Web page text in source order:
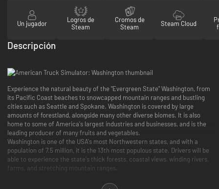
Un jugador
Logros de
Steam
Cromos de
Steam
Steam Cloud
Descripción
Experience the natural beauty of the "Evergreen State" Washington, from
its Pacific Coast beaches to snowcapped mountain ranges and bustling
cities such as Seattle and Spokane. Washington is covered by large
amounts of forestland, alongside many other diverse biomes. It is also
home to some of America's largest industries and businesses, and is the
leading producer of many fruits and vegetables.
Washington is one of the USA's most Northwestern states, and with a
population of 7.5 million, it is the 13th most populous state. Drivers will be
able to experience the state's thick forests, coastal views, winding rivers,
farms, and stretching mountain ranges.